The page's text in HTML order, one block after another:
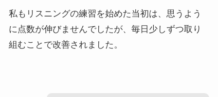
私もリスニングの練習を始めた当初は、思うよう
に点数が伸びませんでしたが、毎日少しずつ取り
組むことで改善されました。